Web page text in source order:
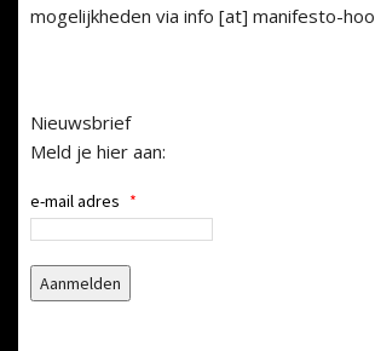
mogelijkheden via info [at] manifesto-
Nieuwsbrief
Meld je hier aan:
e-mail adres *